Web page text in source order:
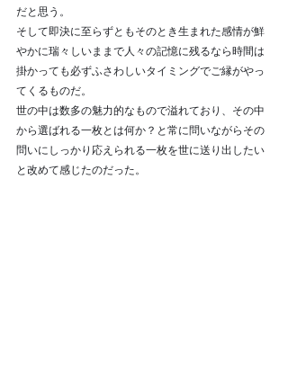
だと思う。
そして即決に至らずともそのとき生まれた感情が鮮
やかに瑞々しいままで人々の記憶に残るなら時間は
掛かっても必ずふさわしいタイミングでご縁がやっ
てくるものだ。
世の中は数多の魅力的なもので溢れており、その中
から選ばれる一枚とは何か？と常に問いながらその
問いにしっかり応えられる一枚を世に送り出したい
と改めて感じたのだった。